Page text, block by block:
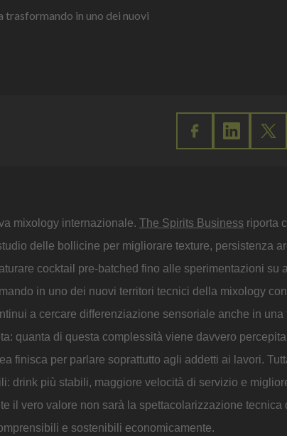
trasformando in uno dei nuovi
mixology internazionale. The Spirits Business riporta
delle bollicine per migliorare texture, persistenza
cocktail pre-batched fino alle sperimentazioni su
in uno dei nuovi territori tecnici della mixology
a cercare differenziazione sensoriale anche in una
quanta di questa complessità viene davvero
finisca per parlare soprattutto agli addetti ai lavori.
drink più stabili, maggiore velocità di servizio e
il vero valore non sarà la spettacolarizzazione tecnica
e sostenibili economicamente.